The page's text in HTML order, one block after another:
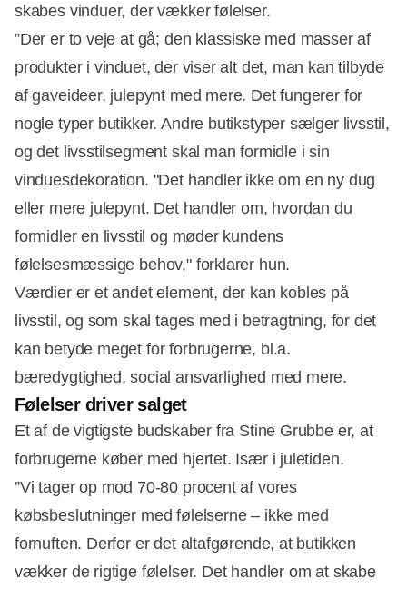
skabes vinduer, der vækker følelser.
”Der er to veje at gå; den klassiske med masser af
produkter i vinduet, der viser alt det, man kan tilbyde
af gaveideer, julepynt med mere. Det fungerer for
nogle typer butikker. Andre butikstyper sælger livsstil,
og det livsstilsegment skal man formidle i sin
vinduesdekoration. "Det handler ikke om en ny dug
eller mere julepynt. Det handler om, hvordan du
formidler en livsstil og møder kundens
følelsesmæssige behov," forklarer hun.
Værdier er et andet element, der kan kobles på
livsstil, og som skal tages med i betragtning, for det
kan betyde meget for forbrugerne, bl.a.
bæredygtighed, social ansvarlighed med mere.
Følelser driver salget
Et af de vigtigste budskaber fra Stine Grubbe er, at
forbrugerne køber med hjertet. Især i juletiden.
”Vi tager op mod 70-80 procent af vores
købsbeslutninger med følelserne – ikke med
fornuften. Derfor er det altafgørende, at butikken
vækker de rigtige følelser. Det handler om at skabe